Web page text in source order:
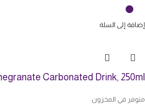
إضافة إلى السلة
Carbonated Drink, 250ml
متوفر في المخزون